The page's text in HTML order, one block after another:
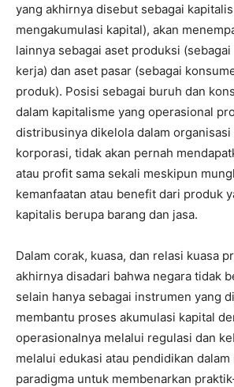
yang akhirnya disebut sebagai
mengakumulasi kapital), akan
lainnya sebagai aset produksi
kerja) dan aset pasar (sebagai
produk). Posisi sebagai buruh dan
dalam kapitalisme yang operasional
distribusinya dikelola dalam
korporasi, tidak akan pernah
atau profit sama sekali meskipun
kemanfaatan atau benefit dari produk
kapitalis berupa barang dan jasa.
Dalam corak, kuasa, dan relasi kuasa
akhirnya disadari bahwa negara tidak
selain hanya sebagai instrumen yang
membantu proses akumulasi kapital
operasionalnya melalui regulasi dan
melalui edukasi atau pendidikan dalam
paradigma untuk membenarkan